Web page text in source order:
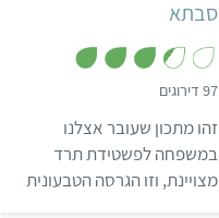
סבתא
97 דירוגים
4
מ
ת
ו
זהו מתכון שעובר אצלנו
במשפחה לפשטידת תרד
מצויינת, וזו הגרסה הטבעונית